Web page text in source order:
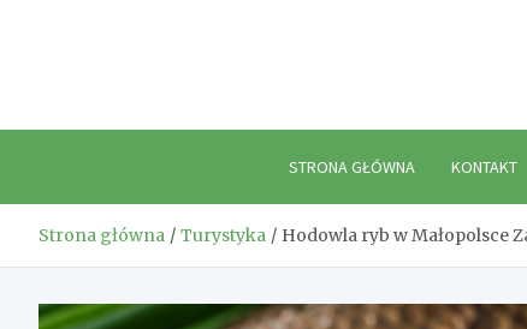
STRONA GŁÓWNA KONTAKT
Strona główna Turystyka Hodowla ryb w Małopolsce